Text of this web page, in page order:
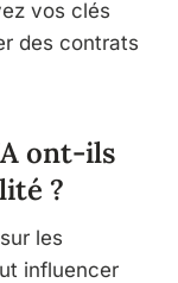
vos clés
des contrats
ont-ils
?
les
influencer